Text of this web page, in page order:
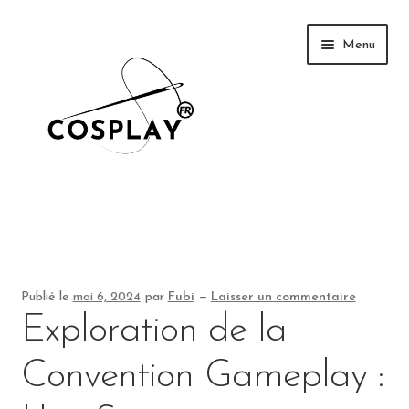
Menu
Galerie
Tutoriel
Événements
Publié le mai 6, 2024 par Fubi — Laisser un commentaire
Exploration de la
Convention Gameplay :